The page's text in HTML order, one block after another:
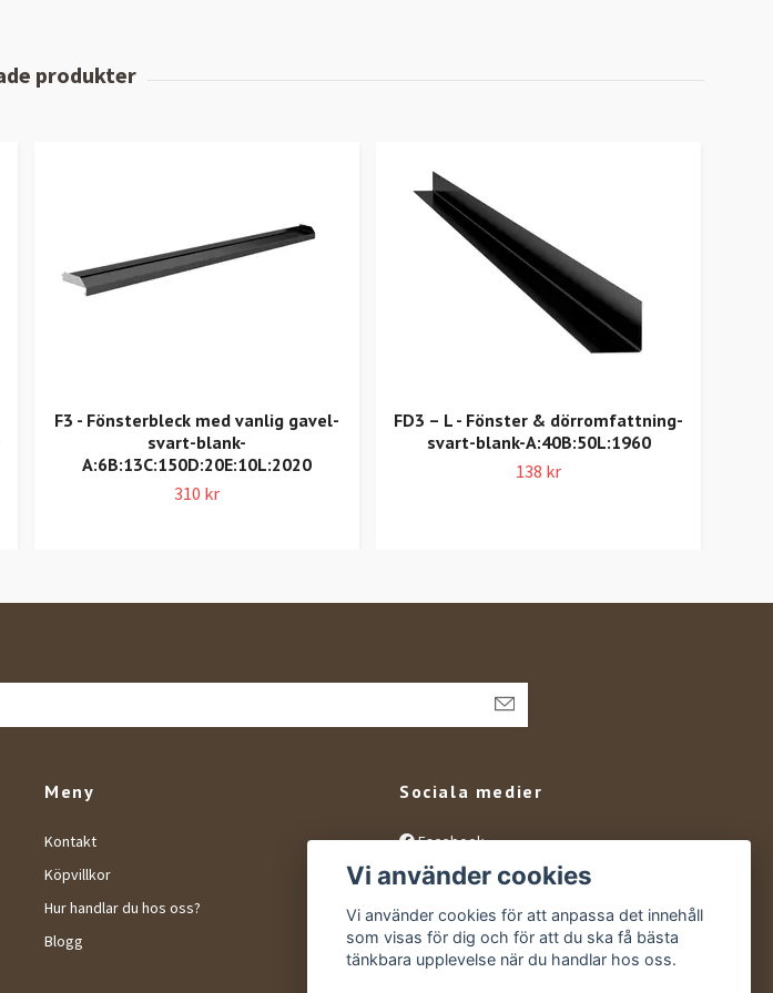
F3 - Fönsterbleck med vanlig gavel-
svart-blank-
A:6B:13C:150D:20E:10L:2020
310 kr
FD3 – L - Fönster & dörromfattning-
svart-blank-A:40B:50L:1960
138 kr
Meny
Kontakt
Köpvillkor
Hur handlar du hos oss?
Blogg
Sociala medier
Facebook
Instagram
YouTube
Vi använder cookies
Vi använder cookies för att anpassa det innehåll
som visas för dig och för att du ska få bästa
tänkbara upplevelse när du handlar hos oss.